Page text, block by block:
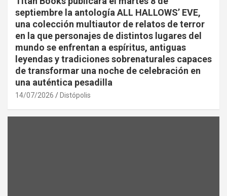
septiembre la antología ALL HALLOWS’ EVE,
una colección multiautor de relatos de terror
en la que personajes de distintos lugares del
mundo se enfrentan a espíritus, antiguas
leyendas y tradiciones sobrenaturales capaces
de transformar una noche de celebración en
una auténtica pesadilla
14/07/2026 Distópolis